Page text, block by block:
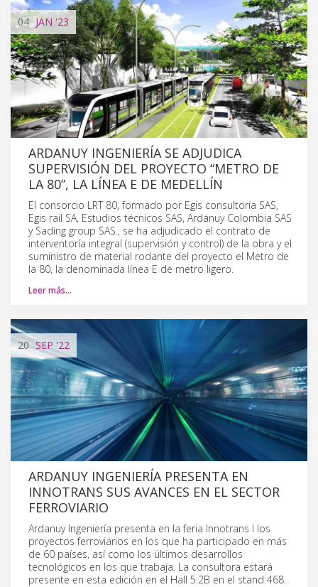
04 JAN '23
ARDANUY INGENIERÍA SE ADJUDICA
SUPERVISIÓN DEL PROYECTO “METRO DE
LA 80”, LA LÍNEA E DE MEDELLÍN
El consorcio LRT 80, formado por Egis consultoría SAS,
Egis rail SA, Estudios técnicos SAS, Ardanuy Colombia SAS
y Sading group SAS., se ha adjudicado el contrato de
interventoría integral (supervisión y control) de la obra y el
suministro de material rodante del proyecto el Metro de
la 80, la denominada línea E de metro ligero.
Leer más…
20 SEP '22
ARDANUY INGENIERÍA PRESENTA EN
INNOTRANS SUS AVANCES EN EL SECTOR
FERROVIARIO
Ardanuy Ingeniería presenta en la feria Innotrans l los
proyectos ferroviarios en los que ha participado en más
de 60 países, así como los últimos desarrollos
tecnológicos en los que trabaja. La consultora estará
presente en esta edición en el Hall 5.2B en el stand 468.